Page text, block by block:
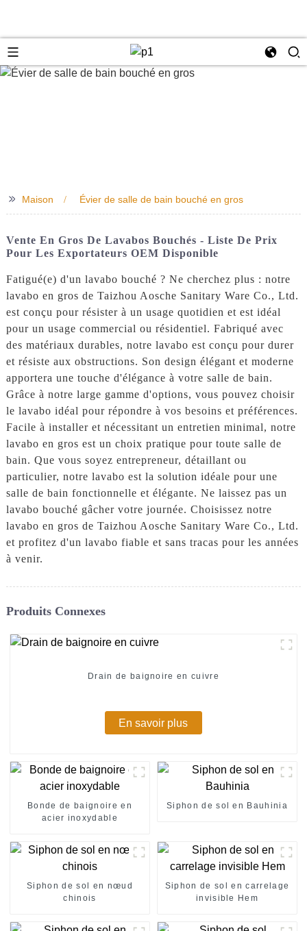
>> Maison Évier de salle de bain bouché en gros
Vente En Gros De Lavabos Bouchés - Liste De Prix
Pour Les Exportateurs OEM Disponible
Fatigué(e) d'un lavabo bouché ? Ne cherchez plus : notre
lavabo en gros de Taizhou Aosche Sanitary Ware Co., Ltd.
est conçu pour résister à un usage quotidien et est idéal
pour un usage commercial ou résidentiel. Fabriqué avec
des matériaux durables, notre lavabo est conçu pour durer
et résiste aux obstructions. Son design élégant et moderne
apportera une touche d'élégance à votre salle de bain.
Grâce à notre large gamme d'options, vous pouvez choisir
le lavabo idéal pour répondre à vos besoins et préférences.
Facile à installer et nécessitant un entretien minimal, notre
lavabo en gros est un choix pratique pour toute salle de
bain. Que vous soyez entrepreneur, détaillant ou
particulier, notre lavabo est la solution idéale pour une
salle de bain fonctionnelle et élégante. Ne laissez pas un
lavabo bouché gâcher votre journée. Choisissez notre
lavabo en gros de Taizhou Aosche Sanitary Ware Co., Ltd.
et profitez d'un lavabo fiable et sans tracas pour les années
à venir.
Produits Connexes
Drain de baignoire en cuivre
En savoir plus
Bonde de baignoire en
acier inoxydable
Siphon de sol en Bauhinia
Siphon de sol en nœud
chinois
Siphon de sol en carrelage
invisible Hem